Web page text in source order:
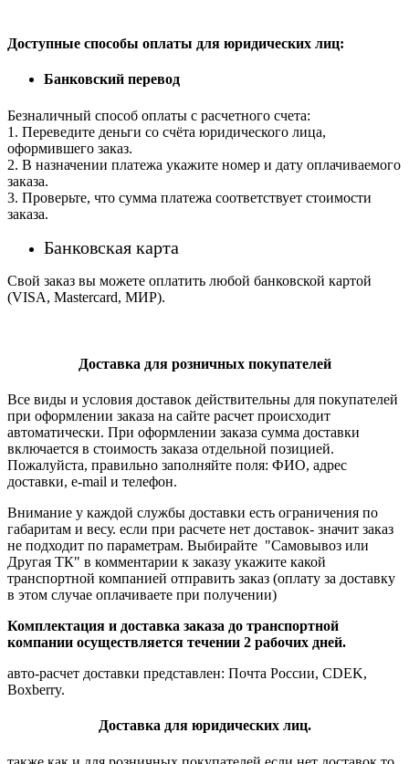
Доступные способы оплаты для юридических лиц:
Банковский перевод
Безналичный способ оплаты с расчетного счета:
1. Переведите деньги со счёта юридического лица,
оформившего заказ.
2. В назначении платежа укажите номер и дату оплачиваемого
заказа.
3. Проверьте, что сумма платежа соответствует стоимости
заказа.
Банковская карта
Свой заказ вы можете оплатить любой банковской картой
(VISA, Mastercard, МИР).
Доставка для розничных покупателей
Все виды и условия доставок действительны для покупателей
при оформлении заказа на сайте расчет происходит
автоматически. При оформлении заказа сумма доставки
включается в стоимость заказа отдельной позицией.
Пожалуйста, правильно заполняйте поля: ФИО, адрес
доставки, e-mail и телефон.
Внимание у каждой службы доставки есть ограничения по
габаритам и весу. если при расчете нет доставок- значит заказ
не подходит по параметрам. Выбирайте "Самовывоз или
Другая ТК" в комментарии к заказу укажите какой
транспортной компанией отправить заказ (оплату за доставку
в этом случае оплачиваете при получении)
Комплектация и доставка заказа до транспортной
компании осуществляется течении 2 рабочих дней.
авто-расчет доставки представлен: Почта России, CDEK,
Boxberry.
Доставка для юридических лиц.